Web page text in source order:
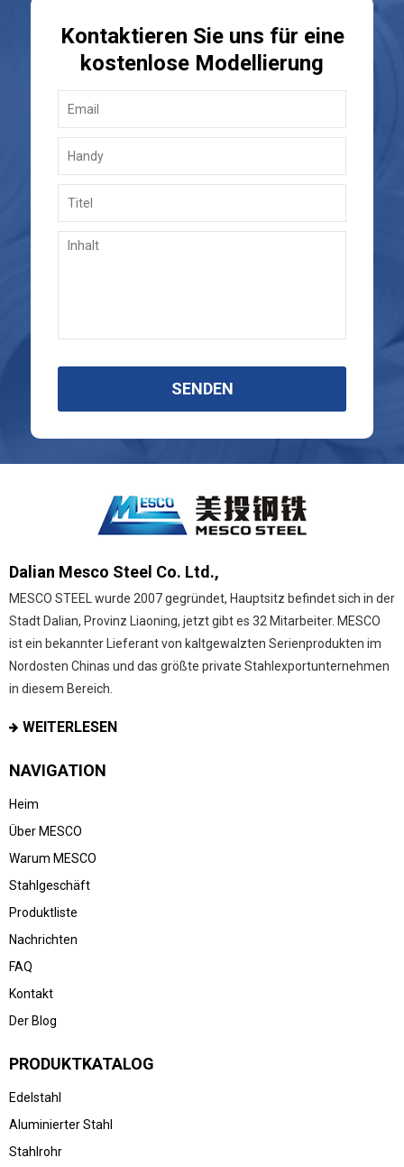
Kontaktieren Sie uns für eine
kostenlose Modellierung
SENDEN
Dalian Mesco Steel Co. Ltd.,
MESCO STEEL wurde 2007 gegründet, Hauptsitz befindet sich in der
Stadt Dalian, Provinz Liaoning, jetzt gibt es 32 Mitarbeiter. MESCO
ist ein bekannter Lieferant von kaltgewalzten Serienprodukten im
Nordosten Chinas und das größte private Stahlexportunternehmen
in diesem Bereich.
WEITERLESEN
NAVIGATION
Heim
Über MESCO
Warum MESCO
Stahlgeschäft
Produktliste
Nachrichten
FAQ
Kontakt
Der Blog
PRODUKTKATALOG
Edelstahl
Aluminierter Stahl
Stahlrohr